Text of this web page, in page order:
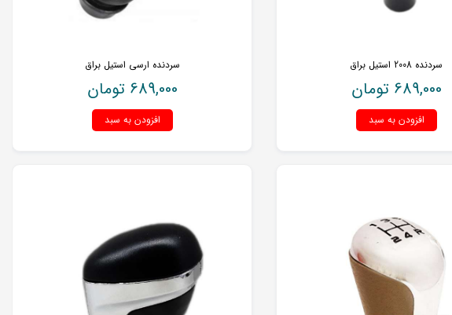
سردنده 2008 استیل براق
689,000 تومان
افزودن به سبد
سردنده ارسی استیل براق
689,000 تومان
افزودن به سبد